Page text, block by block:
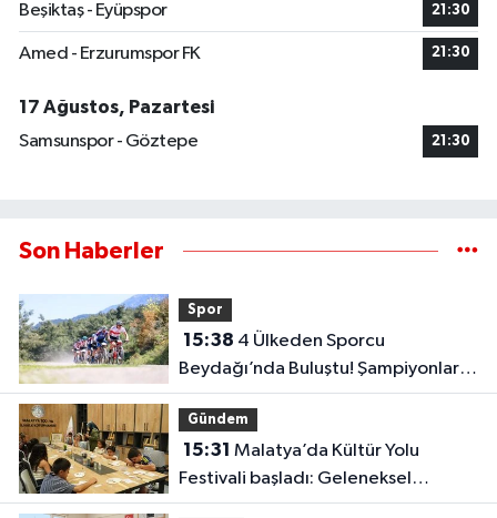
Beşiktaş - Eyüpspor 21:30
Amed - Erzurumspor FK 21:30
17 Ağustos, Pazartesi
Samsunspor - Göztepe
21:30
Son Haberler
Spor
15:38
Beydağı’nda Buluştu! Şampiyonlar
Belli Oldu
Gündem
15:31
Festivali başladı: Geleneksel
sanatlar yeniden hayat buluyor